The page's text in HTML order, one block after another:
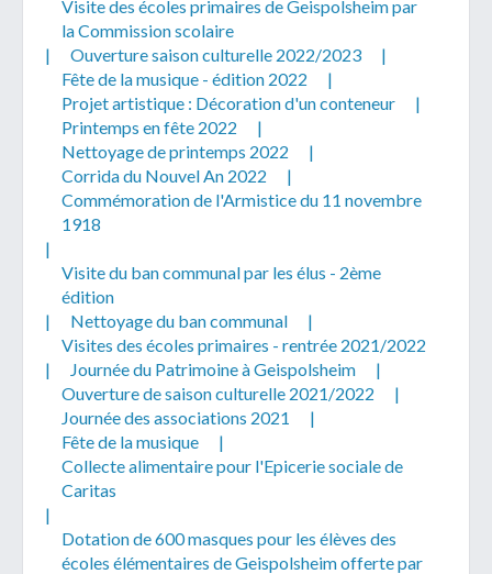
Visite des écoles primaires de Geispolsheim par
la Commission scolaire
|
Ouverture saison culturelle 2022/2023
|
Fête de la musique - édition 2022
|
Projet artistique : Décoration d'un conteneur
|
Printemps en fête 2022
|
Nettoyage de printemps 2022
|
Corrida du Nouvel An 2022
|
Commémoration de l'Armistice du 11 novembre
1918
|
Visite du ban communal par les élus - 2ème
édition
|
Nettoyage du ban communal
|
Visites des écoles primaires - rentrée 2021/2022
|
Journée du Patrimoine à Geispolsheim
|
Ouverture de saison culturelle 2021/2022
|
Journée des associations 2021
|
Fête de la musique
|
Collecte alimentaire pour l'Epicerie sociale de
Caritas
|
Dotation de 600 masques pour les élèves des
écoles élémentaires de Geispolsheim offerte par